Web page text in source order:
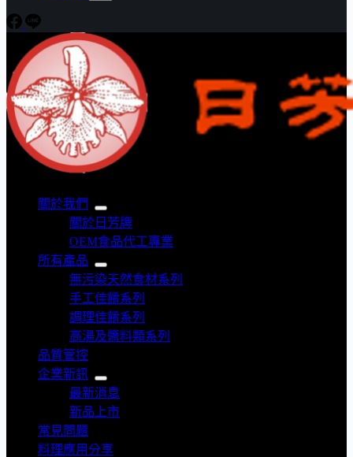
關於我們
關於日芳牌
OEM食品代工專業
所有產品
無污染天然食材系列
手工佳餚系列
調理佳餚系列
高湯及醬料類系列
品質管控
企業新訊
最新消息
新品上市
常見問題
料理應用分享